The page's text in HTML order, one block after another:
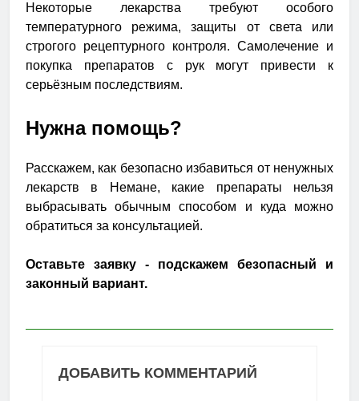
Некоторые лекарства требуют особого
температурного режима, защиты от света или
строгого рецептурного контроля. Самолечение и
покупка препаратов с рук могут привести к
серьёзным последствиям.
Нужна помощь?
Расскажем, как безопасно избавиться от ненужных
лекарств в Немане, какие препараты нельзя
выбрасывать обычным способом и куда можно
обратиться за консультацией.
Оставьте заявку - подскажем безопасный и
законный вариант.
ДОБАВИТЬ КОММЕНТАРИЙ